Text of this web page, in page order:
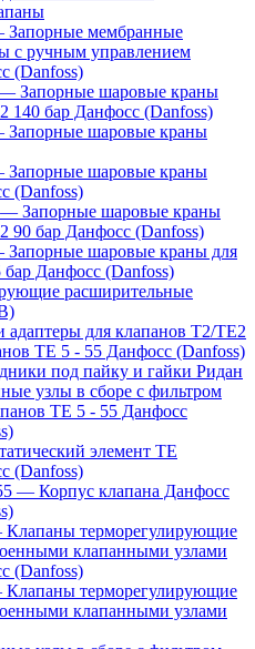
мембранные
с ручным управлением
(Danfoss)
Запорные шаровые краны
140 бар Данфосс (Danfoss)
шаровые краны
шаровые краны
(Danfoss)
Запорные шаровые краны
90 бар Данфосс (Danfoss)
шаровые краны для
бар Данфосс (Danfoss)
расширительные
адаптеры для клапанов T2/TE2
TE 5 - 55 Данфосс (Danfoss)
под пайку и гайки Ридан
узлы в сборе с фильтром
TE 5 - 55 Данфосс
элемент TE
(Danfoss)
— Корпус клапана Данфосс
терморегулирующие
клапанными узлами
(Danfoss)
терморегулирующие
клапанными узлами